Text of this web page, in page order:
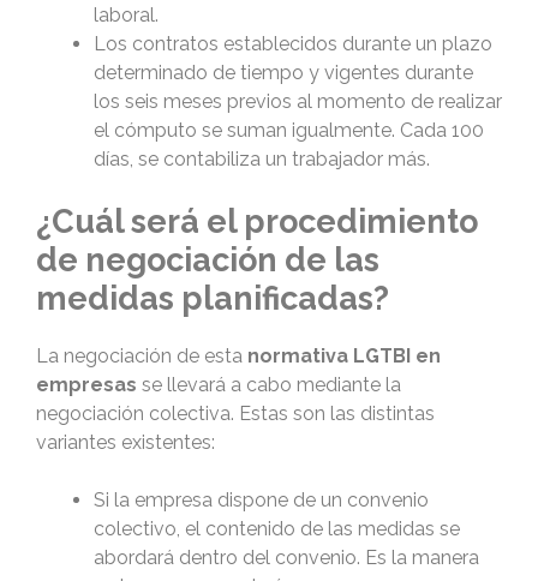
laboral.
Los contratos establecidos durante un plazo
determinado de tiempo y vigentes durante
los seis meses previos al momento de realizar
el cómputo se suman igualmente. Cada 100
días, se contabiliza un trabajador más.
¿Cuál será el procedimiento
de negociación de las
medidas planificadas?
La negociación de esta normativa LGTBI en
empresas se llevará a cabo mediante la
negociación colectiva. Estas son las distintas
variantes existentes:
Si la empresa dispone de un convenio
colectivo, el contenido de las medidas se
abordará dentro del convenio. Es la manera